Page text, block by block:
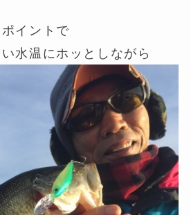
イントで
水温にホッとしながら